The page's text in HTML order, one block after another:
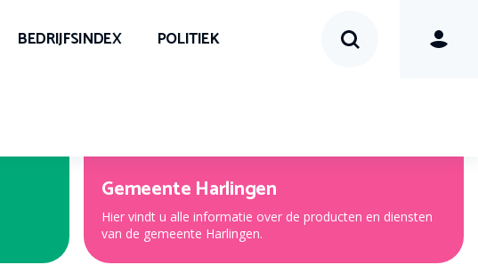
BEDRIJFSINDEX POLITIEK
Gemeente Harlingen
Hier vindt u alle informatie over de producten en diensten
van de gemeente Harlingen.